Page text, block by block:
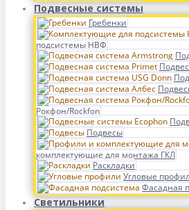
Подвесные системы
Гребенки
подсистемы НВФ
Рокфон/Rockfon
Подвесы
комплектующие для монтажа ГКЛ
Раскладки
Угловые
Фасадная
Светильники